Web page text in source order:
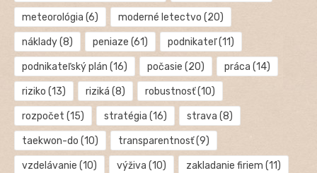
meteorológia (6) moderné letectvo (20)
náklady(8) peniaze (61) podnikateľ(11)
podnikateľský plán (16) počasie (20) práca (14)
riziko (13) riziká (8) robustnosť(10)
rozpočet (15) stratégia (16) strava (8)
taekwon-do (10) transparentnosť(9)
vzdelávanie (10) výživa (10) zakladanie firiem (11)